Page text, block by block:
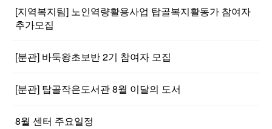
[지역복지팀] 노인역량활용사업 탑골복지활동가 참여자
추가모집
[분관] 바둑왕초보반 2기 참여자 모집
[분관] 탑골작은도서관 8월 이달의 도서
8월 센터 주요일정